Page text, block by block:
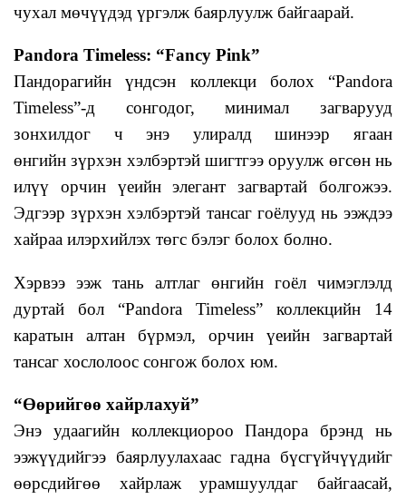
чухал мөчүүдэд үргэлж баярлуулж байгаарай.
Pandora Timeless: “Fancy Pink”
Пандорагийн үндсэн коллекци болох “Pandora
Timeless”-д сонгодог, минимал загварууд
зонхилдог ч энэ улиралд шинээр ягаан
өнгийн зүрхэн хэлбэртэй шигтгээ оруулж өгсөн нь
илүү орчин үеийн элегант загвартай болгожээ.
Эдгээр зүрхэн хэлбэртэй тансаг гоёлууд нь ээждээ
хайраа илэрхийлэх төгс бэлэг болох болно.
Хэрвээ ээж тань алтлаг өнгийн гоёл чимэглэлд
дуртай бол “Pandora Timeless” коллекцийн 14
каратын алтан бүрмэл, орчин үеийн загвартай
тансаг хослолоос сонгож болох юм.
“Өөрийгөө хайрлахуй”
Энэ удаагийн коллекциороо Пандора брэнд нь
ээжүүдийгээ баярлуулахаас гадна бүсгүйчүүдийг
өөрсдийгөө хайрлаж урамшуулдаг байгаасай,